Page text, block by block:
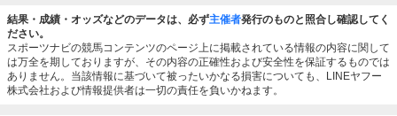
結果・成績・オッズなどのデータは、必ず主催者発行のものと照合し確認してく
ださい。
スポーツナビの競馬コンテンツのページ上に掲載されている情報の内容に関して
は万全を期しておりますが、その内容の正確性および安全性を保証するものでは
ありません。当該情報に基づいて被ったいかなる損害についても、LINEヤフー
株式会社および情報提供者は一切の責任を負いかねます。